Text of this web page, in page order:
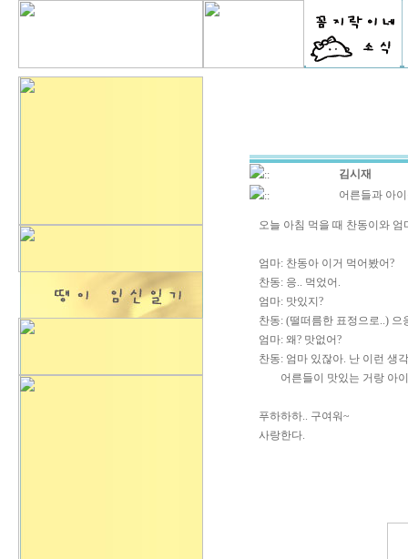
::
김시재
::
어른들과 아
오늘 아침 먹을 때 찬동이와 엄
엄마: 찬동아 이거 먹어봤어?
찬동: 응.. 먹었어.
엄마: 맛있지?
찬동: (떨떠름한 표정으로..) 으
엄마: 왜? 맛없어?
찬동: 엄마 있잖아. 난 이런 생
어른들이 맛있는 거랑 아이
푸하하하.. 구여워~
사랑한다.